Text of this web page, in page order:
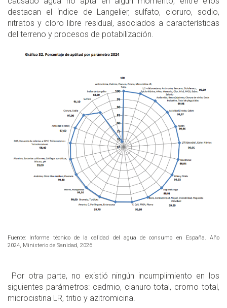
destacan el índice de Langelier, sulfato, cloruro, sodio,
nitratos y cloro libre residual, asociados a características
del terreno y procesos de potabilización.
Fuente: Informe técnico de la calidad del agua de consumo en España. Año
2024, Ministerio de Sanidad, 2026
Por otra parte, no existió ningún incumplimiento en los
siguientes parámetros: cadmio, cianuro total, cromo total,
microcistina LR, tritio y azitromicina.